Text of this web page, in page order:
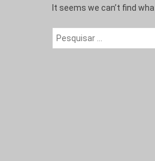
It seems we can’t find
Pesquisar
por: